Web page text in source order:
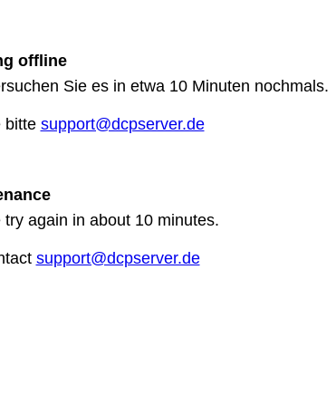
offline
Sie es in etwa 10 Minuten nochmals.
bitte support@dcpserver.de
again in about 10 minutes.
support@dcpserver.de